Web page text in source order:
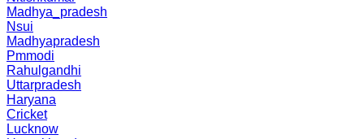
Madhya_pradesh
Nsui
Madhyapradesh
Pmmodi
Rahulgandhi
Uttarpradesh
Haryana
Cricket
Lucknow